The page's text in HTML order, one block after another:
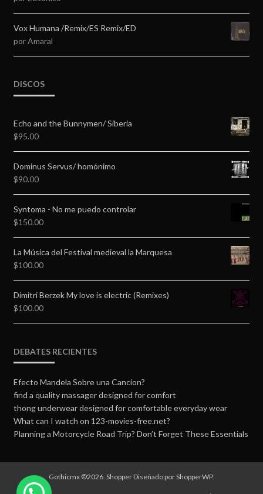
Vox Humana /Remix/ES Remix/ED
por Amaral
DISCOS
Echo and the Bunnymen/ Siberia
$95.00
Dominus Servus/ homónimo
$90.00
Syntoma - No me puedo controlar
$150.00
La Música del Festival medieval la Marquesa
$100.00
Dimitri Berzek My love is electric (Remixes)
$100.00
DEBATES RECIENTES
Efecto Mandela Sobre una Cancion?
find a quality massager designed for comfort
thong underwear designed for comfortable everyday wear
What can I watch on 123-movies-free.net?
Planning a Motorcycle Road Trip? Don’t Forget These Essentials
Gothicmx ©2026. Shopper Diseñado porShopperWP.